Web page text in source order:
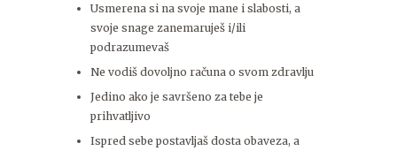
Usmerena si na svoje mane i slabosti, a
svoje snage zanemaruješ i/ili
podrazumevaš
Ne vodiš dovoljno računa o svom zdravlju
Jedino ako je savršeno za tebe je
prihvatljivo
Ispred sebe postavljaš dosta obaveza, a